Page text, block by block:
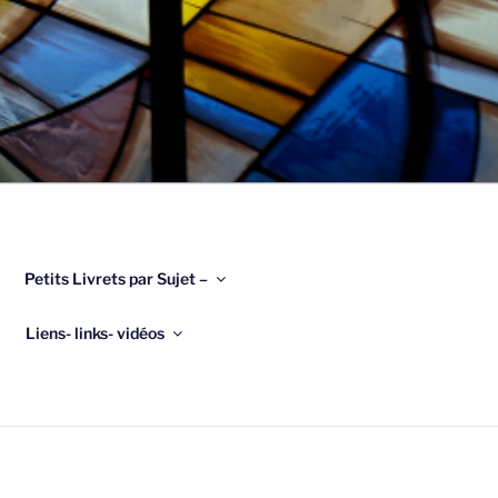
Petits Livrets par Sujet –
Liens- links- vidéos